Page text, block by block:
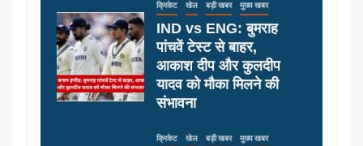
क्रिकेट खेल बड़ी खबर मुख्य खबर
IND vs ENG: बुमराह
पांचवें टेस्ट से बाहर,
आकाश दीप और कुलदीप
यादव को मौका मिलने की
संभावना
क्रिकेट खेल बड़ी खबर मुख्य खबर